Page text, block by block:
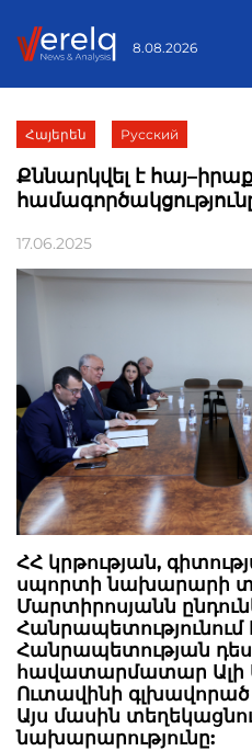
8.08.2026
Հայերեն Русский
Քննարկվել է
17.06.2025
ՀՀ կրթության,
սպորտի նախարարի
Մարտիրոսյանն
Հանրապետությունում
Հանրապետության
հավատարմատար Ալի
Ուտավինի
Այս մասին
նախարարությունը: